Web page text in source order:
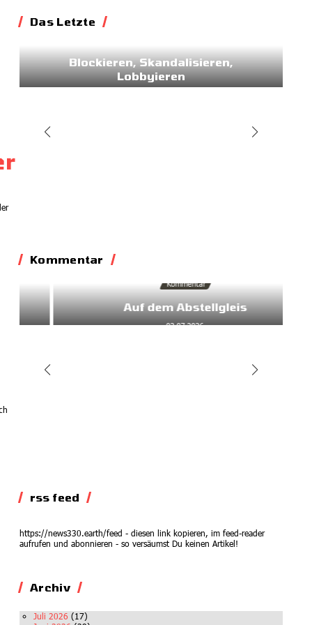
Das Letzte
Blockieren, Skandalisieren,
Lobbyieren
Kommentar
Kommentar
Auf dem Abstellgleis
02.07.2026
rss feed
https://news330.earth/feed - diesen link kopieren, im feed-reader
aufrufen und abonnieren - so versäumst Du keinen Artikel!
Archiv
Juli 2026 (17)